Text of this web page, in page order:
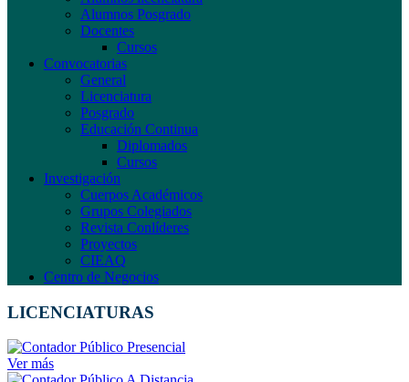
Alumnos Posgrado
Docentes
Cursos
Convocatorias
General
Licenciatura
Posgrado
Educación Continua
Diplomados
Cursos
Investigación
Cuerpos Académicos
Grupos Colegiados
Revista Conlíderes
Proyectos
CIEAQ
Centro de Negocios
LICENCIATURAS
Ver más